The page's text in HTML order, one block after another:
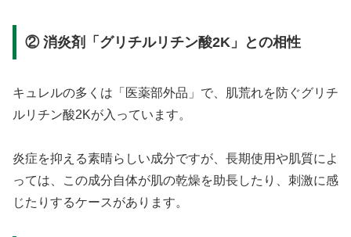
② 消炎剤「グリチルリチン酸2K」との相性
キュレルの多くは「医薬部外品」で、肌荒れを防ぐグリチ
ルリチン酸2Kが入っています。
炎症を抑える素晴らしい成分ですが、長期使用や肌質によ
っては、この成分自体が肌の乾燥を助長したり、刺激に感
じたりするケースがあります。